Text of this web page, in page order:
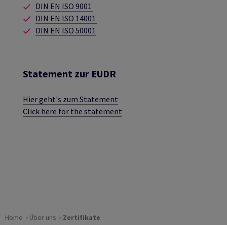
DIN EN ISO 9001
DIN EN ISO 14001
DIN EN ISO 50001
Statement zur EUDR
Hier geht's zum Statement
Click here for the statement
Home Über uns Zertifikate